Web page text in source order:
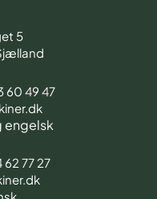
5
60 49 47
engelsk
62 77 27